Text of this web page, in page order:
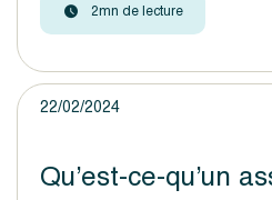
2mn de lecture
22/02/2024
Qu’est-ce-qu’un